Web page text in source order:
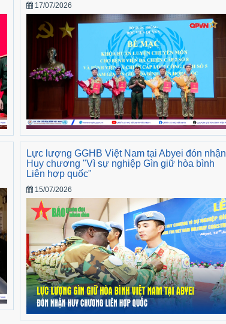
17/07/2026
Lực lượng GGHB Việt Nam tại Abyei đón nhận
Huy chương "Vì sự nghiệp Gìn giữ hòa bình
Liên hợp quốc"
15/07/2026